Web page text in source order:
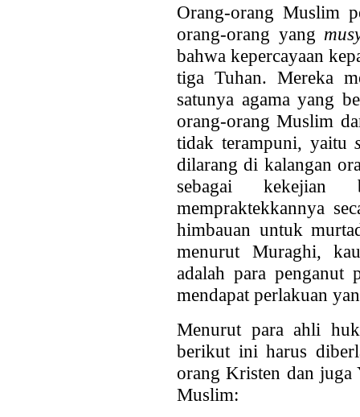
Orang-orang Muslim
orang-orang yang
bahwa kepercayaan
tiga Tuhan. Mereka
satunya agama yang
orang-orang Muslim
tidak terampuni, yaitu
dilarang di kalangan
sebagai
mempraktekkannya
himbauan untuk
menurut Muraghi,
adalah para penganut
mendapat perlakuan
Menurut para ahli
berikut ini harus
orang Kristen dan
Muslim: